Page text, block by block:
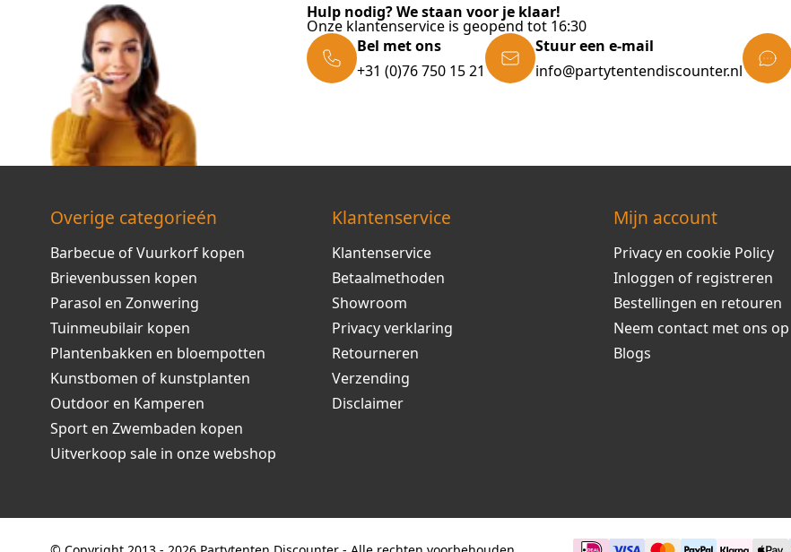
Hulp nodig? We staan voor je klaar!
Onze klantenservice is geopend tot 16:30
Bel met ons
+31 (0)76 750 15 21
Stuur een e-mail
info@partytentendiscounter.nl
Overige categorieén
Barbecue of Vuurkorf kopen
Brievenbussen kopen
Parasol en Zonwering
Tuinmeubilair kopen
Plantenbakken en bloempotten
Kunstbomen of kunstplanten
Outdoor en Kamperen
Sport en Zwembaden kopen
Uitverkoop sale in onze webshop
Klantenservice
Klantenservice
Betaalmethoden
Showroom
Privacy verklaring
Retourneren
Verzending
Disclaimer
Mijn account
Privacy en cookie Policy
Inloggen of registreren
Bestellingen en retouren
Neem contact met ons op
Blogs